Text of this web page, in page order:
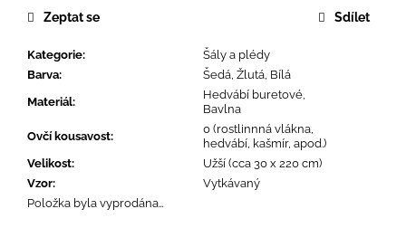
cena:
Kategorie:
Šály a plédy
Barva:
Šedá, Žlutá, Bílá
Materiál:
Hedvábí buretové,
Bavlna
Ovčí kousavost:
0 (rostlinnná vlákna,
hedvábí, kašmír, apod.)
Velikost:
Užší (cca 30 x 220 cm)
Vzor:
Vytkávaný
Položka byla vyprodána…
Zeptat se Sdílet
m